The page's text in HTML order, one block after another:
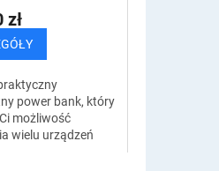
zł
power bank, który
możliwość
wielu urządzeń